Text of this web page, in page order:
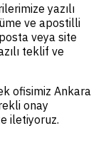
yazılı
ve apostilli
veya site
teklif ve
ofisimiz Ankara
onay
iletiyoruz.